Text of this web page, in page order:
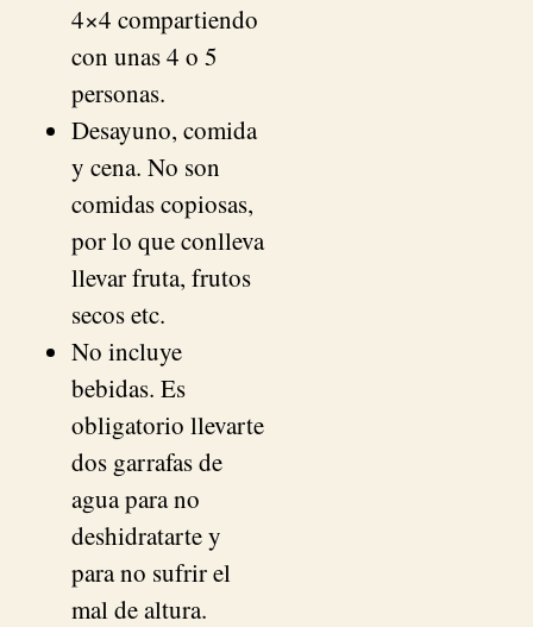
4×4 compartiendo
con unas 4 o 5
personas.
Desayuno, comida
y cena. No son
comidas copiosas,
por lo que conlleva
llevar fruta, frutos
secos etc.
No incluye
bebidas. Es
obligatorio llevarte
dos garrafas de
agua para no
deshidratarte y
para no sufrir el
mal de altura.